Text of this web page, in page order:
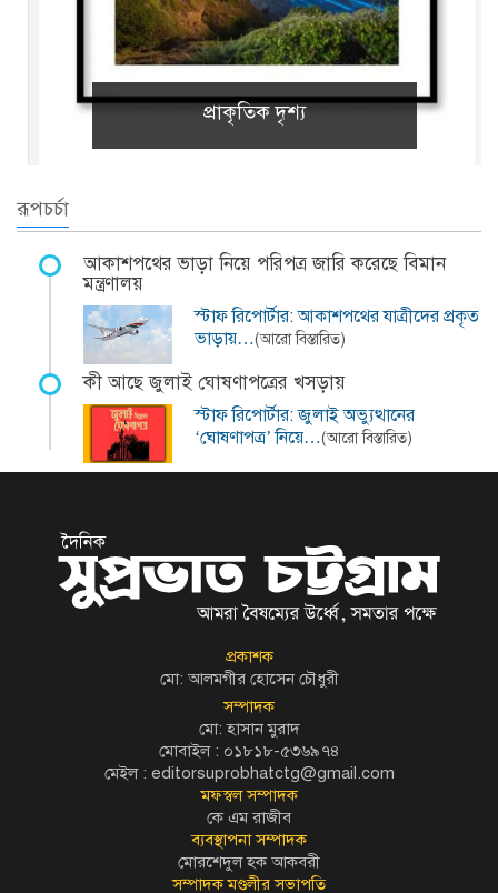
প্রাকৃতিক দৃশ্য
রূপচর্চা
আকাশপথের ভাড়া নিয়ে পরিপত্র জারি করেছে বিমান
মন্ত্রণালয়
স্টাফ রিপোর্টার: আকাশপথের যাত্রীদের প্রকৃত
ভাড়ায়…(আরো বিস্তারিত)
কী আছে জুলাই ঘোষণাপত্রের খসড়ায়
স্টাফ রিপোর্টার: জুলাই অভ্যুত্থানের
‘ঘোষণাপত্র’ নিয়ে…(আরো বিস্তারিত)
প্রকাশক
মো: আলমগীর হোসেন চৌধুরী
সম্পাদক
মো: হাসান মুরাদ
মোবাইল : ০১৮১৮-৫৩৬৯৭৪
মেইল : editorsuprobhatctg@gmail.com
মফস্বল সম্পাদক
কে এম রাজীব
ব্যবস্থাপনা সম্পাদক
মোরশেদুল হক আকবরী
সম্পাদক মণ্ডলীর সভাপতি